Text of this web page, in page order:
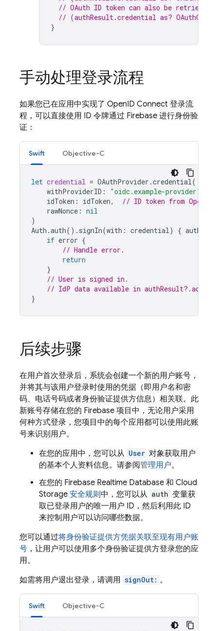
// OAuth ID token can also be retrieved:
// (authResult.credential as?
}
手动处理登录流程
如果您已在应用中实现了 OpenID Connect 登录流
程，可以直接使用 ID 令牌通过 Firebase 进行身份验
证：
Swift Objective-C
let credential = OAuthProvider .credential(
withProviderID : "oidc.example-provider"
idToken : idToken,
// ID token from OpenID
rawNonce : nil
)
Auth .auth(). signIn(with : credential) {
if error {
// Handle error.
return
}
// User is signed in.
// IdP data available in
}
后续步骤
在用户首次登录后，系统会创建一个新的用户账号，
并将其与该用户登录时使用的凭据（即用户名和密
码、电话号码或者身份验证提供方信息）相关联。此
新账号存储在您的 Firebase 项目中，无论用户采用
何种方式登录，您项目中的每个应用都可以使用此账
号来识别用户。
在您的应用中，您可以从 User 对象获取用户
的基本个人资料信息。请参阅管理用户。
在您的 Firebase Realtime Database 和 Cloud
Storage 安全规则中，您可以从 auth 变量获
取已登录用户的唯一用户 ID，然后利用此 ID
来控制用户可以访问哪些数据。
您可以通过将身份验证提供方凭据关联至现有用户账
号 ，让用户可以使用多个身份验证提供方登录您的应
用。
如需将用户退出登录，请调用 signOut: 。
Swift Objective-C